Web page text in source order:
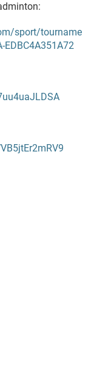
sport/tourname
EDBC4A351A72